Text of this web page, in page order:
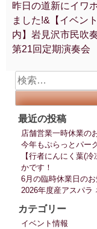
投
稿
ナ
ビ
ー
シ
ン
昨日の道新にイワ
ました!&【イベン
内】岩見沢市民吹
第21回定期演奏会
検
索:
最近の投稿
店舗営業一時休業の
今年もぷらっとパー
【行者にんにく葉(
かです！
6月の臨時休業日の
2026年度産アスパラ
カテゴリー
イベント情報